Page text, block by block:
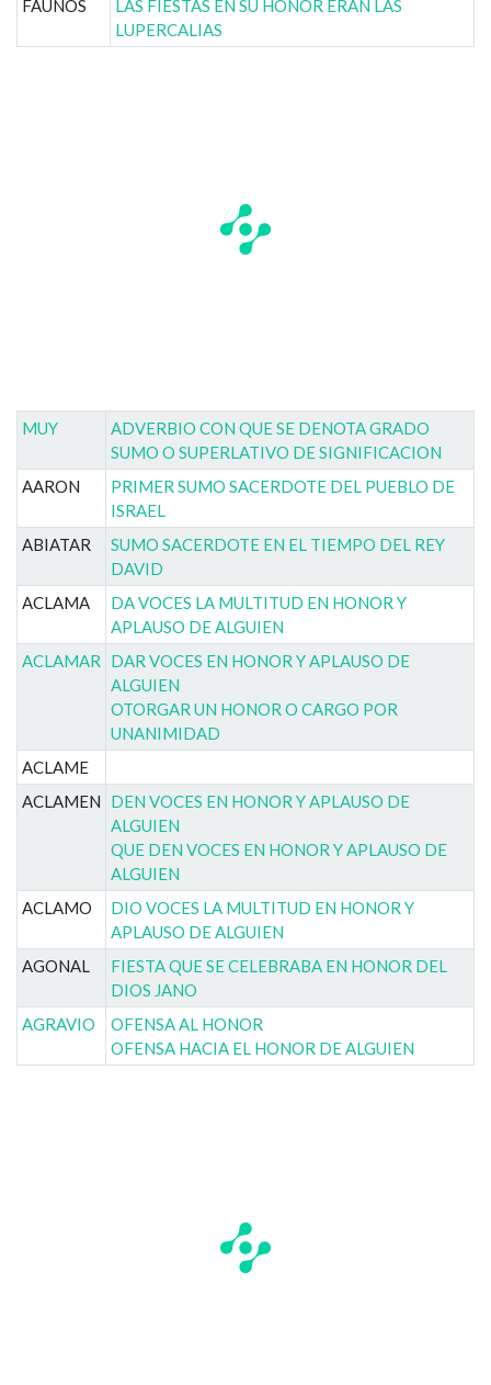
FAUNOS
LAS FIESTAS EN SU HONOR ERAN LAS
LUPERCALIAS
MUY
ADVERBIO CON QUE SE DENOTA GRADO
SUMO O SUPERLATIVO DE SIGNIFICACION
AARON
PRIMER SUMO SACERDOTE DEL PUEBLO DE
ISRAEL
ABIATAR
SUMO SACERDOTE EN EL TIEMPO DEL REY
DAVID
ACLAMA
DA VOCES LA MULTITUD EN HONOR Y
APLAUSO DE ALGUIEN
ACLAMAR
DAR VOCES EN HONOR Y APLAUSO DE
ALGUIEN
OTORGAR UN HONOR O CARGO POR
UNANIMIDAD
ACLAME
ACLAMEN
DEN VOCES EN HONOR Y APLAUSO DE
ALGUIEN
QUE DEN VOCES EN HONOR Y APLAUSO DE
ALGUIEN
ACLAMO
DIO VOCES LA MULTITUD EN HONOR Y
APLAUSO DE ALGUIEN
AGONAL
FIESTA QUE SE CELEBRABA EN HONOR DEL
DIOS JANO
AGRAVIO
OFENSA AL HONOR
OFENSA HACIA EL HONOR DE ALGUIEN